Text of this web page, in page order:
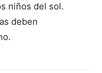
niños del sol.
deben